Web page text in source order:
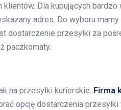
Dla kupujących
adres. Do wyboru
dostarczenie przesyłki za
paczkomaty.
na przesyłki kurierskie. Firma
opcję dostarczenia